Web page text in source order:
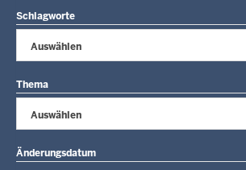
Schlagworte
Auswählen
Thema
Auswählen
Änderungsdatum